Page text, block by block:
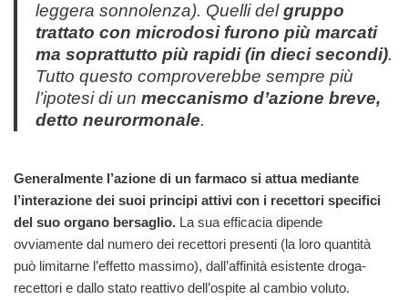
leggera sonnolenza). Quelli delgruppo
trattato con microdosi furono più marcati
ma soprattutto più rapidi (in dieci secondi).
Tutto questo comproverebbe sempre più
l’ipotesi di un meccanismo d’azione breve,
detto neurormonale.
Generalmente l’azione di un farmaco si attua mediante
l’interazione dei suoi principi attivi con i recettori specifici
del suo organo bersaglio. La sua efficacia dipende
ovviamente dal numero dei recettori presenti (la loro quantità
può limitarne l’effetto massimo), dall’affinità esistente droga-
recettori e dallo stato reattivo dell’ospite al cambio voluto.